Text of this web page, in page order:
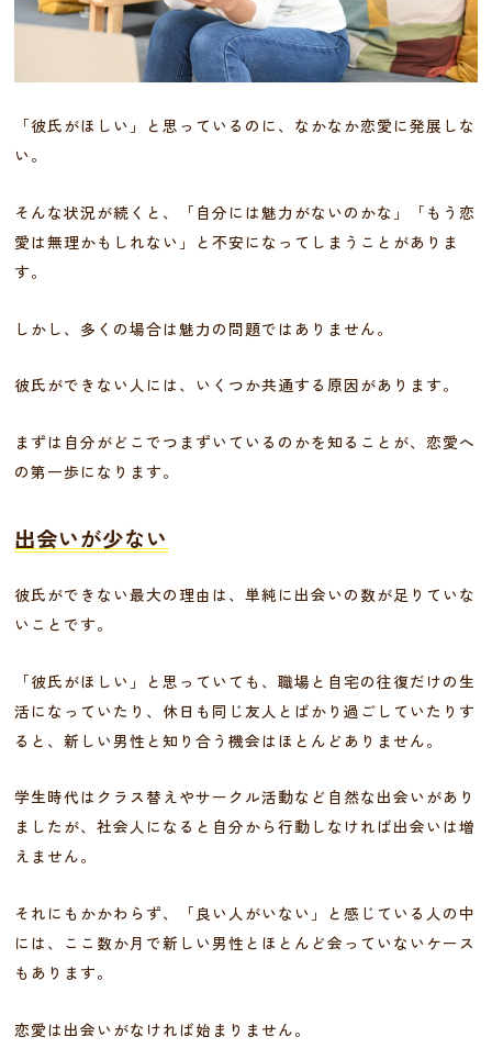
「彼氏がほしい」と思っているのに、なかなか恋愛に発展しな
い。
そんな状況が続くと、「自分には魅力がないのかな」「もう恋
愛は無理かもしれない」と不安になってしまうことがありま
す。
しかし、多くの場合は魅力の問題ではありません。
彼氏ができない人には、いくつか共通する原因があります。
まずは自分がどこでつまずいているのかを知ることが、恋愛へ
の第一歩になります。
出会いが少ない
彼氏ができない最大の理由は、単純に出会いの数が足りていな
いことです。
「彼氏がほしい」と思っていても、職場と自宅の往復だけの生
活になっていたり、休日も同じ友人とばかり過ごしていたりす
ると、新しい男性と知り合う機会はほとんどありません。
学生時代はクラス替えやサークル活動など自然な出会いがあり
ましたが、社会人になると自分から行動しなければ出会いは増
えません。
それにもかかわらず、「良い人がいない」と感じている人の中
には、ここ数か月で新しい男性とほとんど会っていないケース
もあります。
恋愛は出会いがなければ始まりません。